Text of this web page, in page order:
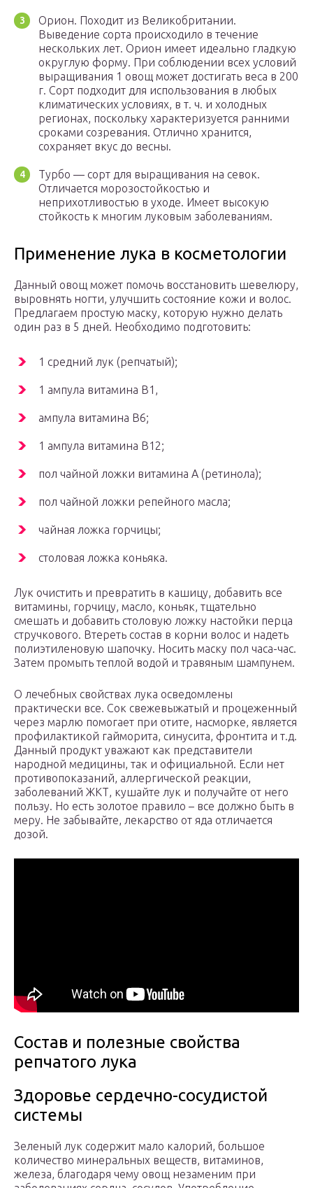
Орион. Походит из Великобритании.
Выведение сорта происходило в течение
нескольких лет. Орион имеет идеально гладкую
округлую форму. При соблюдении всех условий
выращивания 1 овощ может достигать веса в 200
г. Сорт подходит для использования в любых
климатических условиях, в т. ч. и холодных
регионах, поскольку характеризуется ранними
сроками созревания. Отлично хранится,
сохраняет вкус до весны.
Турбо — сорт для выращивания на севок.
Отличается морозостойкостью и
неприхотливостью в уходе. Имеет высокую
стойкость к многим луковым заболеваниям.
Применение лука в косметологии
Данный овощ может помочь восстановить шевелюру,
выровнять ногти, улучшить состояние кожи и волос.
Предлагаем простую маску, которую нужно делать
один раз в 5 дней. Необходимо подготовить:
1 средний лук (репчатый);
1 ампула витамина В1,
ампула витамина В6;
1 ампула витамина В12;
пол чайной ложки витамина А (ретинола);
пол чайной ложки репейного масла;
чайная ложка горчицы;
столовая ложка коньяка.
Лук очистить и превратить в кашицу, добавить все
витамины, горчицу, масло, коньяк, тщательно
смешать и добавить столовую ложку настойки перца
стручкового. Втереть состав в корни волос и надеть
полиэтиленовую шапочку. Носить маску пол часа-час.
Затем промыть теплой водой и травяным шампунем.
О лечебных свойствах лука осведомлены
практически все. Сок свежевыжатый и процеженный
через марлю помогает при отите, насморке, является
профилактикой гайморита, синусита, фронтита и т.д.
Данный продукт уважают как представители
народной медицины, так и официальной. Если нет
противопоказаний, аллергической реакции,
заболеваний ЖКТ, кушайте лук и получайте от него
пользу. Но есть золотое правило – все должно быть в
меру. Не забывайте, лекарство от яда отличается
дозой.
Состав и полезные свойства
репчатого лука
Здоровье сердечно-сосудистой
системы
Зеленый лук содержит мало калорий, большое
количество минеральных веществ, витаминов,
железа, благодаря чему овощ незаменим при